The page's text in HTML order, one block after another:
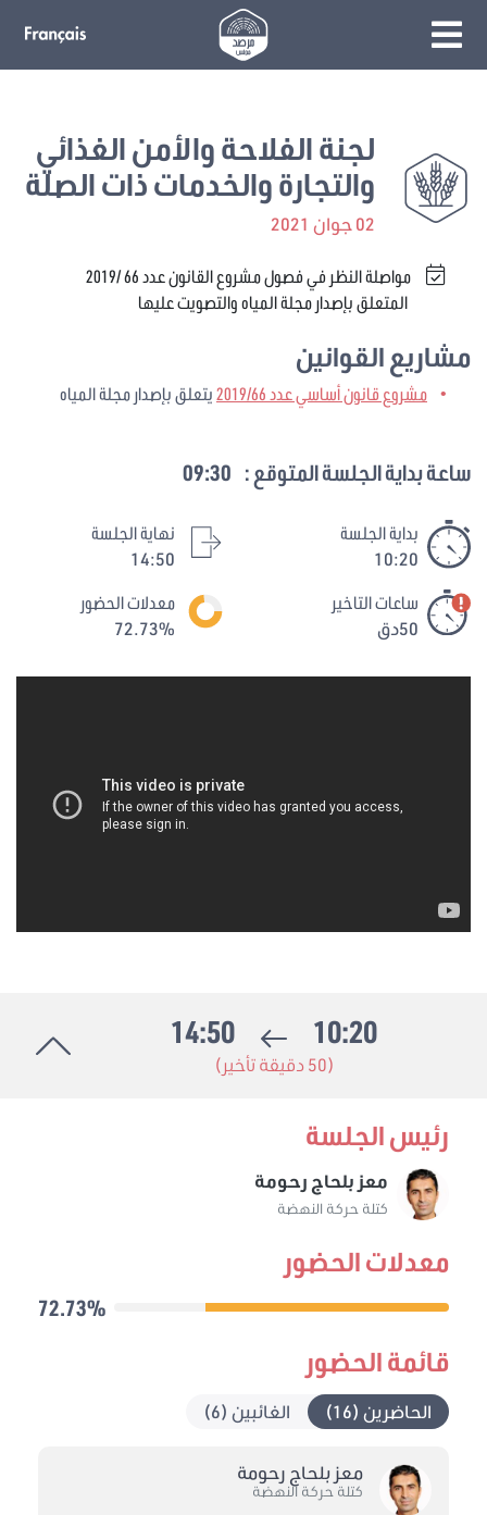
لجنة الفلاحة والأمن الغذائي
والتجارة والخدمات ذات الصلة
02 جوان 2021
مواصلة النظر في فصول مشروع القانون عدد 66 /2019
المتعلق بإصدار مجلة المياه والتصويت عليها
مشاريع القوانين
مشروع قانون أساسي عدد 2019/66 يتعلق بإصدار مجلة المياه
ساعة بداية الجلسة المتوقع : 09:30
بداية الجلسة
10:20
نهاية الجلسة
14:50
ساعات التاخير
50دق
معدلات الحضور
72.73%
10:20
14:50
(50 دقيقة تأخير)
رئيس الجلسة
معز بلحاج رحومة
كتلة حركة النهضة
معدلات الحضور
72.73%
قائمة الحضور
الحاضرين (16) الغائبين (6)
معز بلحاج رحومة
كتلة حركة النهضة